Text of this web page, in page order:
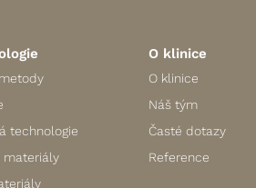
technologie
materiály
O klinice
O klinice
Náš tým
Časté dotazy
Reference